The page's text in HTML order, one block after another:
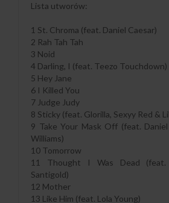
Lista utworów:
1 St. Chroma (feat. Daniel Caesar)
2 Rah Tah Tah
3 Noid
4 Darling, I (feat. Teezo Touchdown)
5 Hey Jane
6 I Killed You
7 Judge Judy
8 Sticky (feat. Glorilla, Sexyy Red &
9 Take Your Mask Off (feat.
Williams)
10 Tomorrow
11 Thought I Was Dead
Santigold)
12 Mother
13 Like Him (feat. Lola Young)